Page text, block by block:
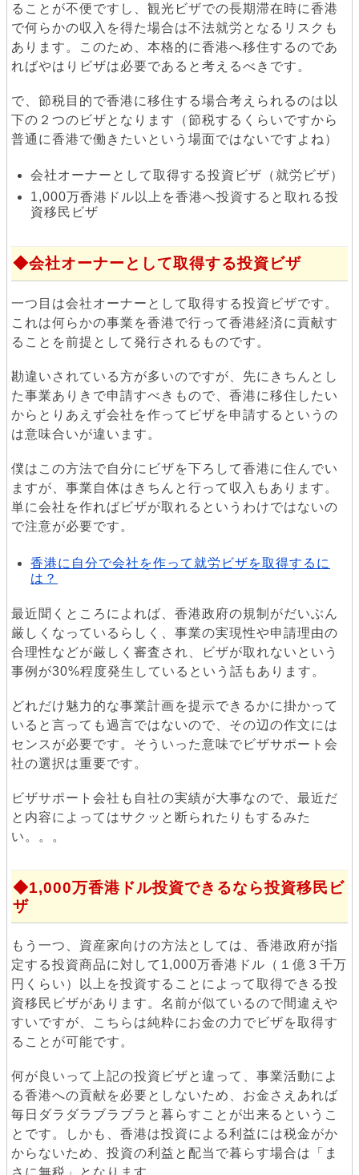
ることが不便ですし、観光ビザでの長期滞在時に香港
で何らかの収入を得た場合は不法就労となるリスクも
あります。このため、本格的に香港へ移住するのであ
ればやはりビザは必要であると考えるべきです。
で、節税目的で香港に移住する場合考えられるのは以
下の２つのビザとなります（節税するくらいですから
普通に香港で働きたいという場面ではないですよね）
会社オーナーとして取得する投資ビザ（就労ビザ）
1,000万香港ドル以上を香港へ投資すると取れる投
資移民ビザ
会社オーナーとして取得する投資ビザ
一つ目は会社オーナーとして取得する投資ビザです。
これは何らかの事業を香港で行って香港経済に貢献す
ることを前提として発行されるものです。
勘違いされている方が多いのですが、先にきちんとし
た事業ありきで申請すべきもので、香港に移住したい
からとりあえず会社を作ってビザを申請するというの
は意味合いが違います。
僕はこの方法で自分にビザを下ろして香港に住んでい
ますが、事業自体はきちんと行って収入もあります。
単に会社を作ればビザが取れるというわけではないの
で注意が必要です。
香港に自分で会社を作って就労ビザを取得するに
は？
最近聞くところによれば、香港政府の規制がだいぶん
厳しくなっているらしく、事業の実現性や申請理由の
合理性などが厳しく審査され、ビザが取れないという
事例が30%程度発生しているという話もあります。
どれだけ魅力的な事業計画を提示できるかに掛かって
いると言っても過言ではないので、その辺の作文には
センスが必要です。そういった意味でビザサポート会
社の選択は重要です。
ビザサポート会社も自社の実績が大事なので、最近だ
と内容によってはサクッと断られたりもするみた
い。。。
1,000万香港ドル投資できるなら投資移民ビ
ザ
もう一つ、資産家向けの方法としては、香港政府が指
定する投資商品に対して1,000万香港ドル（１億３千万
円くらい）以上を投資することによって取得できる投
資移民ビザがあります。名前が似ているので間違えや
すいですが、こちらは純粋にお金の力でビザを取得す
ることが可能です。
何が良いって上記の投資ビザと違って、事業活動によ
る香港への貢献を必要としないため、お金さえあれば
毎日ダラダラブラブラと暮らすことが出来るというこ
とです。しかも、香港は投資による利益には税金がか
からないため、投資の利益と配当で暮らす場合は「ま